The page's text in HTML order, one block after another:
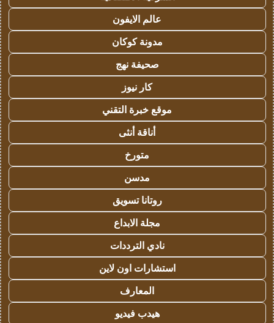
عالم الايفون
مدونة كوكان
صحيفة نهج
كار نيوز
موقع خبرة التقني
أناقة أنثى
متورخ
مدسن
روتانا تسويق
مجلة الابداع
نادي الترددات
استشارات اون لاين
المعارف
هيدب فيديو